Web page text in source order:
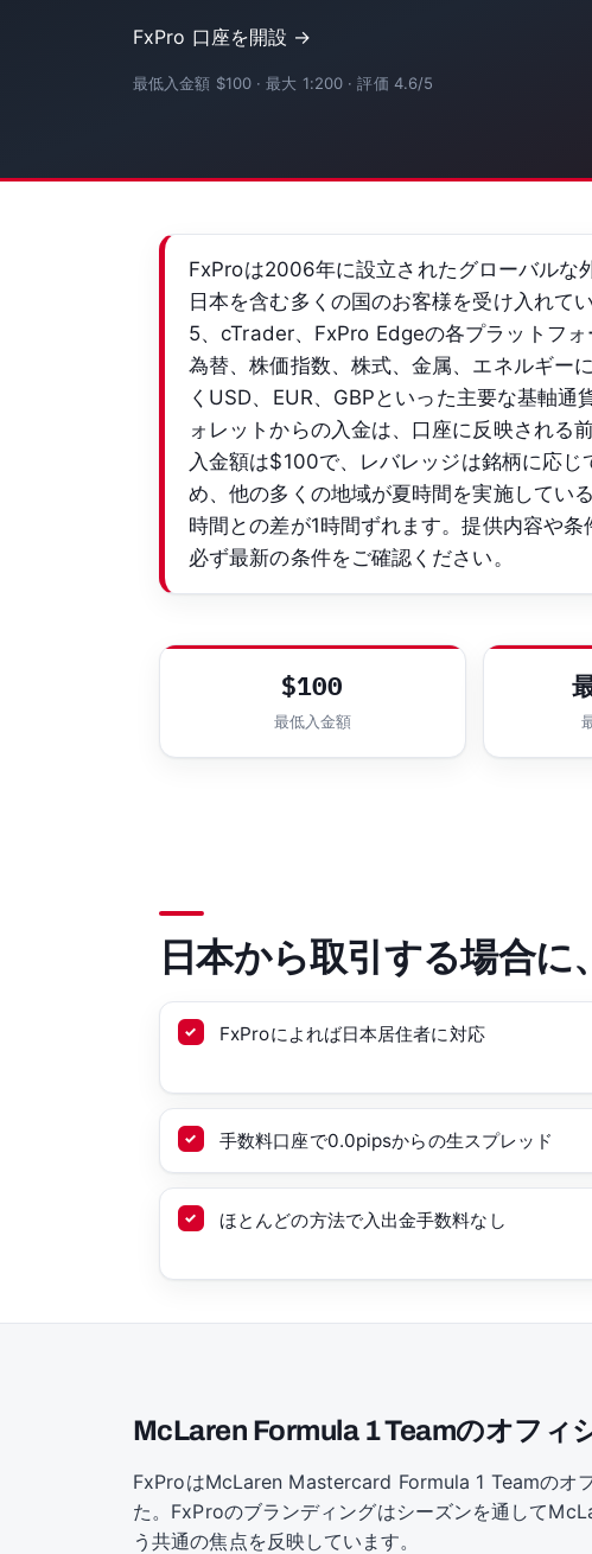
FxPro 口座を開設 →
最低入金額 $100 · 最大 1:200 · 評価 4.6/5
FxProは2006年に設立されたグローバルな
日本を含む多くの国のお客様を受け入れ
5、cTrader、FxPro Edgeの各プラットフ
為替、株価指数、株式、金属、エネルギー
くUSD、EUR、GBPといった主要な基軸
ォレットからの入金は、口座に反映される
入金額は$100で、レバレッジは銘柄に応
め、他の多くの地域が夏時間を実施してい
時間との差が1時間ずれます。提供内容や
必ず最新の条件をご確認ください。
$100
最低入金額
日本から取引する場合
FxProによれば日本居住者に対応
手数料口座で0.0pipsからの生スプレッド
ほとんどの方法で入出金手数料なし
McLaren Formula 1 Teamのオフィ
FxProはMcLaren Mastercard Formula 1 Teamのオ
た。FxProのブランディングはシーズンを通して
う共通の焦点を反映しています。